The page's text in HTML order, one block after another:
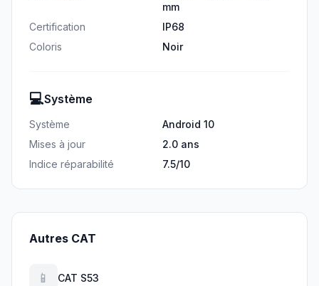
mm
Certification
IP68
Coloris
Noir
💻Système
Système
Android 10
Mises à jour
2.0 ans
Indice réparabilité
7.5/10
Autres CAT
📱 CAT S53